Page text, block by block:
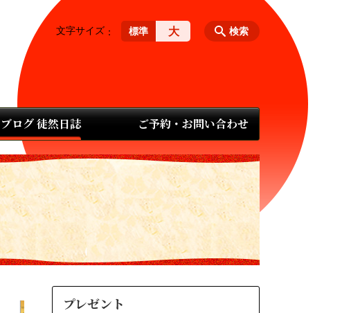
ログ 徒然日誌 ご予約・お問い合わせ
検索
文字サイズ 標準 大
プレゼント